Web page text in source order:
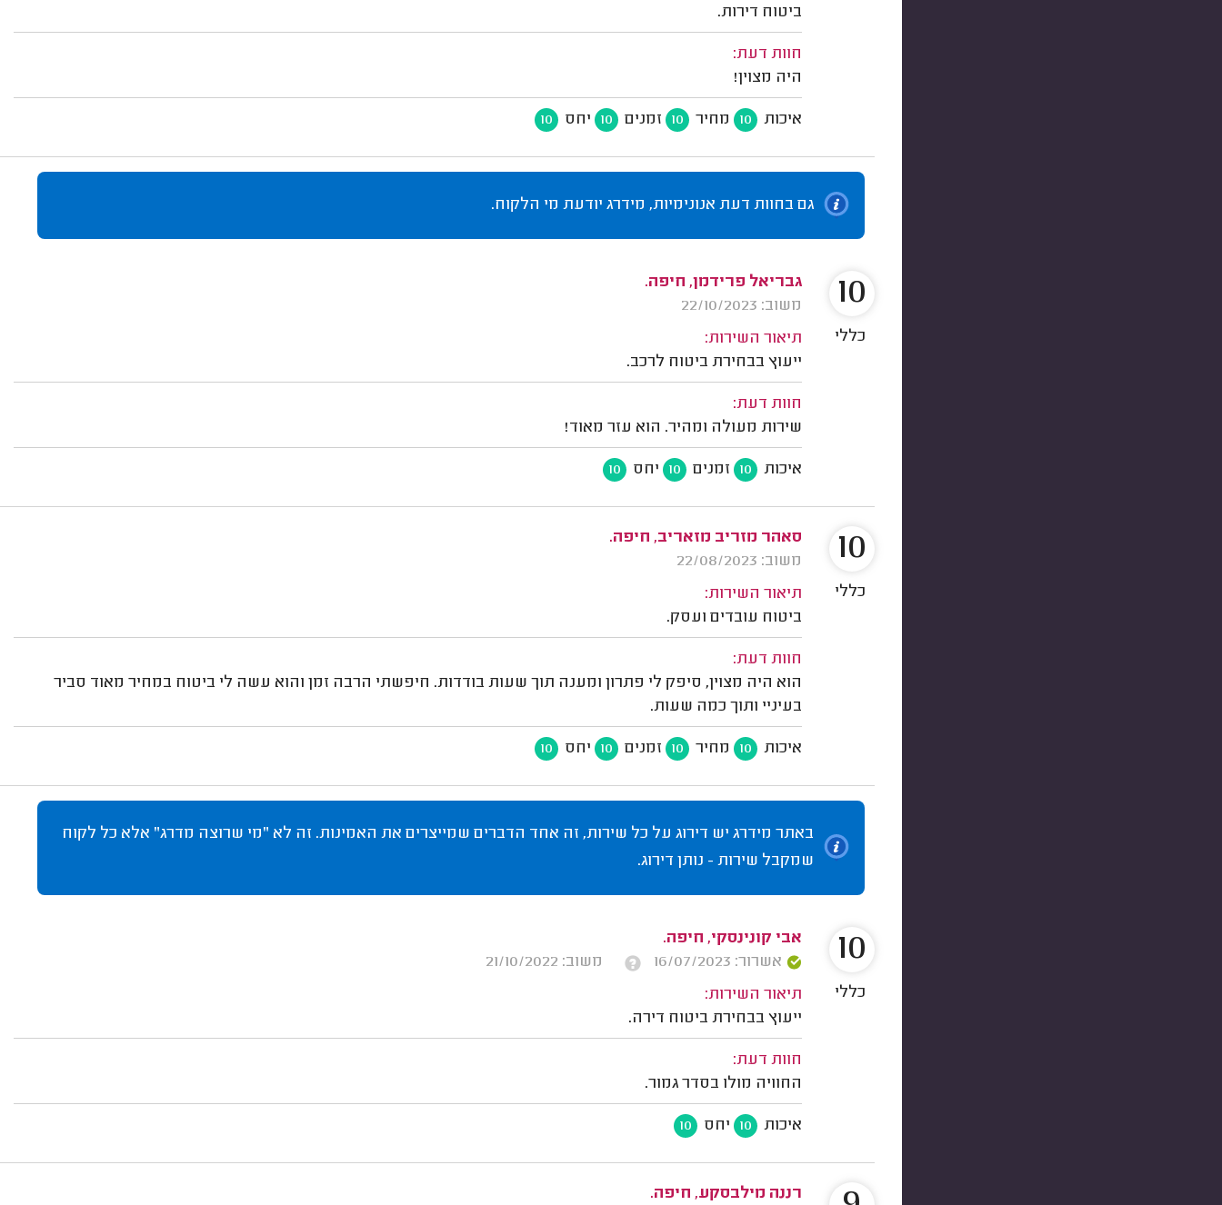
ביטוח דירות.
חוות דעת:
היה מצוין!
איכות 10 מחיר 10 זמנים 10 יחס 10
גם בחוות דעת אנונימיות, מידרג יודעת מי הלקוח.
גבריאל פרידמן, חיפה.
משוב: 22/10/2023
תיאור השירות:
ייעוץ בבחירת ביטוח לרכב.
חוות דעת:
שירות מעולה ומהיר. הוא עזר מאוד!
איכות 10 זמנים 10 יחס 10
10
כללי
סאהר מזריב מזאריב, חיפה.
משוב: 22/08/2023
תיאור השירות:
ביטוח עובדים ועסק.
חוות דעת:
הוא היה מצוין, סיפק לי פתרון ומענה תוך שעות בודדות. חיפשתי הרבה זמן והוא עשה לי ביטוח במחיר מאוד סביר
בעיניי ותוך כמה שעות.
איכות 10 מחיר 10 זמנים 10 יחס 10
10
כללי
באתר מידרג יש דירוג על כל שירות, זה אחד הדברים שמייצרים את האמינות. זה לא "מי שרוצה מדרג" אלא כל לקוח
שמקבל שירות - נותן דירוג.
אבי קונינסקי, חיפה.
אשרור: 16/07/2023
משוב: 21/10/2022
תיאור השירות:
ייעוץ בבחירת ביטוח דירה.
חוות דעת:
החוויה מולו בסדר גמור.
איכות 10 יחס 10
10
כללי
רננה מילבסקע, חיפה.